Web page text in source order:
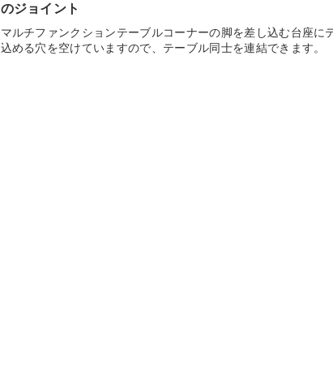
のジョイント
マルチファンクションテーブルコーナーの脚を差し込む台座に
込める穴を空けていますので、テーブル同士を連結できます。